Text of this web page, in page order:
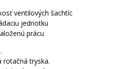
ventilových šachtíc
jednotku
prácu
rotačná tryska.